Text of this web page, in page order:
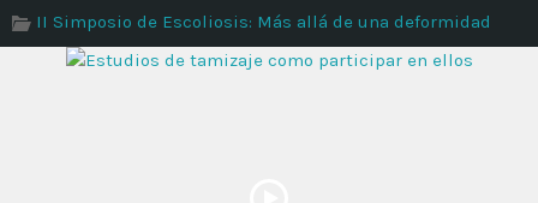
II Simposio de Escoliosis: Más allá de una deformidad